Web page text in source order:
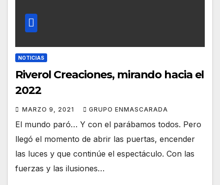
NOTICIAS
Riverol Creaciones, mirando hacia el
2022
MARZO 9, 2021 GRUPO ENMASCARADA
El mundo paró… Y con el parábamos todos. Pero
llegó el momento de abrir las puertas, encender
las luces y que continúe el espectáculo. Con las
fuerzas y las ilusiones…